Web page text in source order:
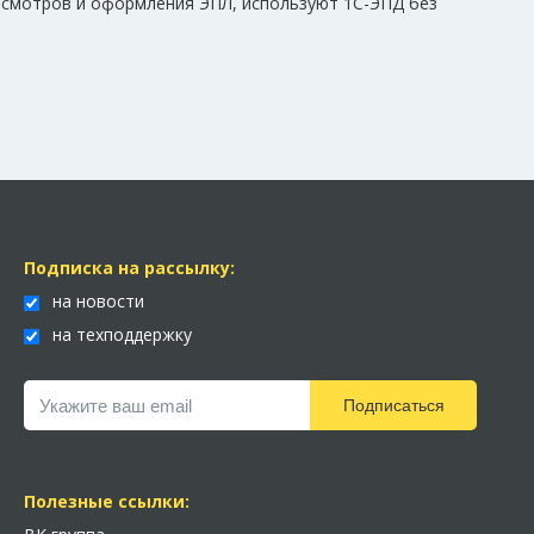
Подписка на рассылку:
на новости
на техподдержку
Подписаться
Полезные ссылки: